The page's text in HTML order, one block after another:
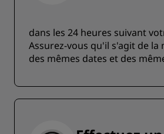
dans les 24 heures suivant
Assurez-vous qu'il s'agit de la
des mêmes dates et des